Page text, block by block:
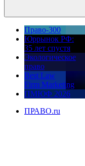
Право-300
Юррынок РФ:
35 лет спустя
Экологическое
право
Best Law
Firm Marketing
ПМЮФ 2026
ПРАВО.ru